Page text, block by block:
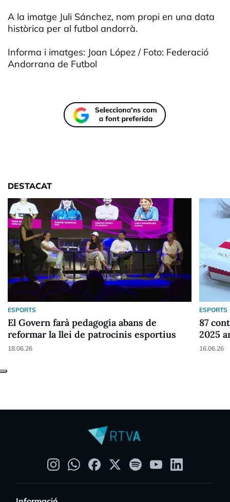
A la imatge Juli Sánchez, nom propi en una data
històrica per al futbol andorrà.
Informa i imatges: Joan López / Foto: Federació
Andorrana de Futbol
DESTACAT
ESPORTS
El Govern farà pedagogia abans de
reformar la llei de patrocinis esportius
18.06.26
ESPORTS
87
2025
16.06.26